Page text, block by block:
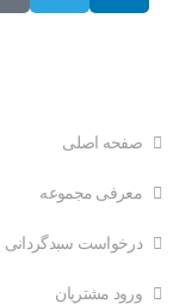
صفحه اصلی
معرفی مجموعه
درخواست سبدگردانی
ورود مشتریان